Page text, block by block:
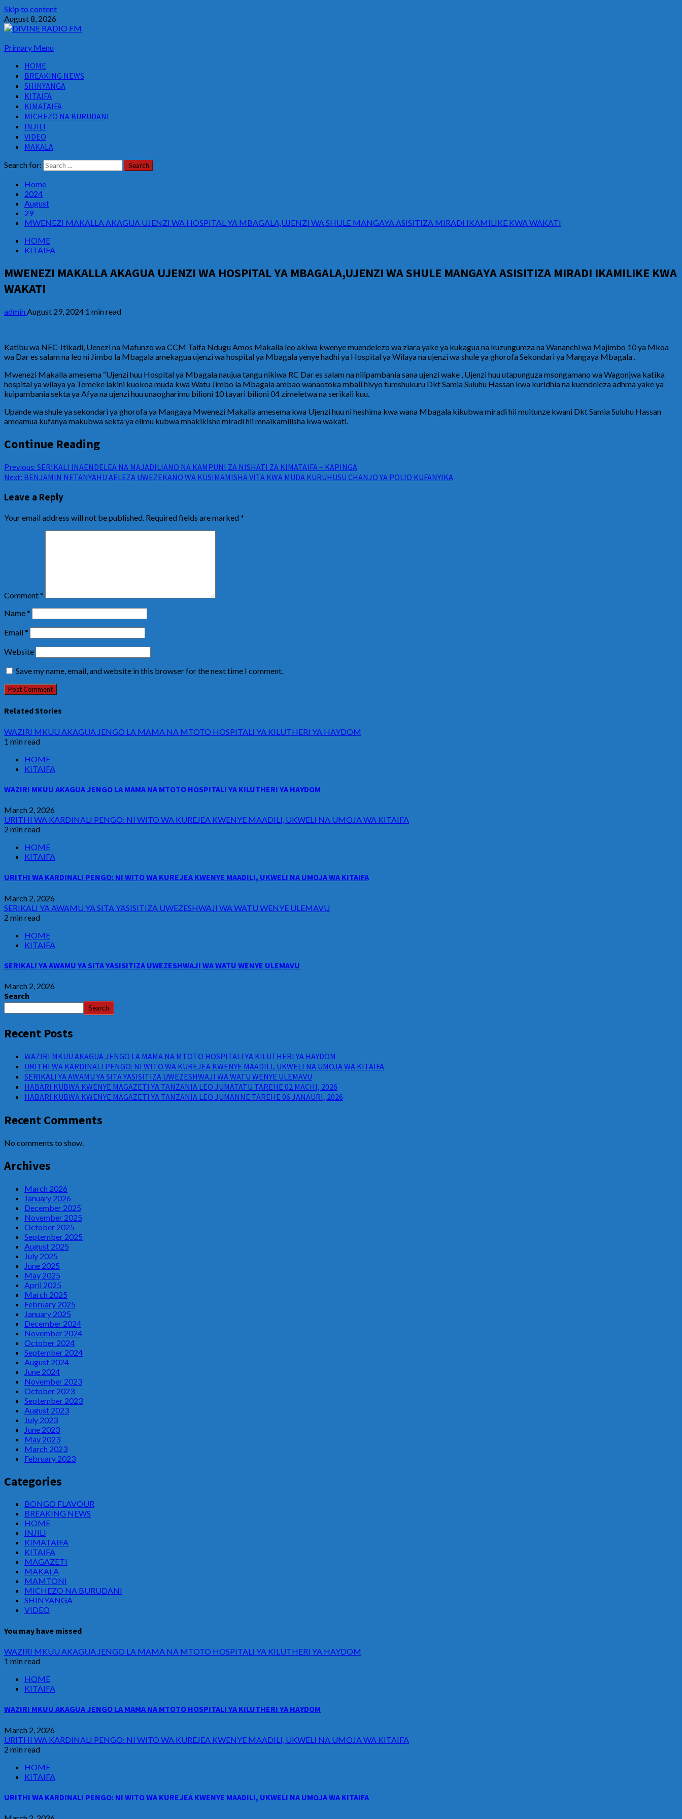
Skip to content
August 8, 2026
Primary Menu
HOME
BREAKING NEWS
SHINYANGA
KITAIFA
KIMATAIFA
MICHEZO NA BURUDANI
INJILI
VIDEO
MAKALA
Search for:
Home
2024
August
29
MWENEZI MAKALLA AKAGUA UJENZI WA HOSPITAL YA MBAGALA,UJENZI WA SHULE MANGAYA ASISITIZA MIRADI IKAMILIKE KWA WAKATI
HOME
KITAIFA
MWENEZI MAKALLA AKAGUA UJENZI WA HOSPITAL YA MBAGALA,UJENZI WA SHULE MANGAYA ASISITIZA MIRADI IKAMILIKE KWA
WAKATI
admin August 29, 2024 1 min read
Katibu wa NEC-Itikadi, Uenezi na Mafunzo wa CCM Taifa Ndugu Amos Makalla leo akiwa kwenye muendelezo wa ziara yake ya kukagua na kuzungumza na Wananchi wa Majimbo 10 ya Mkoa
wa Dar es salam na leo ni Jimbo la Mbagala amekagua ujenzi wa hospital ya Mbagala yenye hadhi ya Hospital ya Wilaya na ujenzi wa shule ya ghorofa Sekondari ya Mangaya Mbagala .
Mwenezi Makalla amesema “Ujenzi huu Hospital ya Mbagala naujua tangu nikiwa RC Dar es salam na nilipambania sana ujenzi wake , Ujenzi huu utapunguza msongamano wa Wagonjwa katika
hospital ya wilaya ya Temeke lakini kuokoa muda kwa Watu Jimbo la Mbagala ambao wanaotoka mbali hivyo tumshukuru Dkt Samia Suluhu Hassan kwa kuridhia na kuendeleza adhma yake ya
kuipambania sekta ya Afya na ujenzi huu unaogharimu bilioni 10 tayari bilioni 04 zimeletwa na serikali kuu.
Upande wa shule ya sekondari ya ghorofa ya Mangaya Mwenezi Makalla amesema kwa Ujenzi huu ni heshima kwa wana Mbagala kikubwa miradi hii muitunze kwani Dkt Samia Suluhu Hassan
ameamua kufanya makubwa sekta ya elimu kubwa mhakikishe miradi hii mnaikamilisha kwa wakati.
Continue Reading
Previous: SERIKALI INAENDELEA NA MAJADILIANO NA KAMPUNI ZA NISHATI ZA KIMATAIFA – KAPINGA
Next: BENJAMIN NETANYAHU AELEZA UWEZEKANO WA KUSIMAMISHA VITA KWA MUDA KURUHUSU CHANJO YA POLIO KUFANYIKA
Leave a Reply
Your email address will not be published. Required fields are marked*
Comment*
Name*
Email*
Website
Save my name, email, and website in this browser for the next time I comment.
Related Stories
WAZIRI MKUU AKAGUA JENGO LA MAMA NA MTOTO HOSPITALI YA KILUTHERI YA HAYDOM
1 min read
HOME
KITAIFA
WAZIRI MKUU AKAGUA JENGO LA MAMA NA MTOTO HOSPITALI YA KILUTHERI YA HAYDOM
March 2, 2026
URITHI WA KARDINALI PENGO: NI WITO WA KUREJEA KWENYE MAADILI, UKWELI NA UMOJA WA KITAIFA
2 min read
HOME
KITAIFA
URITHI WA KARDINALI PENGO: NI WITO WA KUREJEA KWENYE MAADILI, UKWELI NA UMOJA WA KITAIFA
March 2, 2026
SERIKALI YA AWAMU YA SITA YASISITIZA UWEZESHWAJI WA WATU WENYE ULEMAVU
2 min read
HOME
KITAIFA
SERIKALI YA AWAMU YA SITA YASISITIZA UWEZESHWAJI WA WATU WENYE ULEMAVU
March 2, 2026
Search
Search
Recent Posts
WAZIRI MKUU AKAGUA JENGO LA MAMA NA MTOTO HOSPITALI YA KILUTHERI YA HAYDOM
URITHI WA KARDINALI PENGO: NI WITO WA KUREJEA KWENYE MAADILI, UKWELI NA UMOJA WA KITAIFA
SERIKALI YA AWAMU YA SITA YASISITIZA UWEZESHWAJI WA WATU WENYE ULEMAVU
HABARI KUBWA KWENYE MAGAZETI YA TANZANIA LEO JUMATATU TAREHE 02 MACHI, 2026
HABARI KUBWA KWENYE MAGAZETI YA TANZANIA LEO JUMANNE TAREHE 06 JANAURI, 2026
Recent Comments
No comments to show.
Archives
March 2026
January 2026
December 2025
November 2025
October 2025
September 2025
August 2025
July 2025
June 2025
May 2025
April 2025
March 2025
February 2025
January 2025
December 2024
November 2024
October 2024
September 2024
August 2024
June 2024
November 2023
October 2023
September 2023
August 2023
July 2023
June 2023
May 2023
March 2023
February 2023
Categories
BONGO FLAVOUR
BREAKING NEWS
HOME
INJILI
KIMATAIFA
KITAIFA
MAGAZETI
MAKALA
MAMTONI
MICHEZO NA BURUDANI
SHINYANGA
VIDEO
You may have missed
WAZIRI MKUU AKAGUA JENGO LA MAMA NA MTOTO HOSPITALI YA KILUTHERI YA HAYDOM
1 min read
HOME
KITAIFA
WAZIRI MKUU AKAGUA JENGO LA MAMA NA MTOTO HOSPITALI YA KILUTHERI YA HAYDOM
March 2, 2026
URITHI WA KARDINALI PENGO: NI WITO WA KUREJEA KWENYE MAADILI, UKWELI NA UMOJA WA KITAIFA
2 min read
HOME
KITAIFA
URITHI WA KARDINALI PENGO: NI WITO WA KUREJEA KWENYE MAADILI, UKWELI NA UMOJA WA KITAIFA